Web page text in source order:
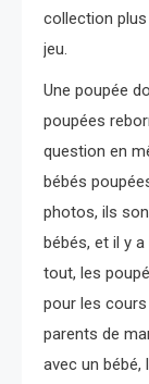
collection
jeu.
Une poupée
poupées
question en
bébés
photos, ils
bébés, et il y
tout, les
pour les cours
parents de
avec un